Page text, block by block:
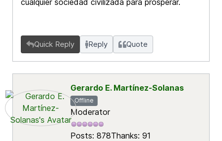
cualquier sociedad civilizada para prosperar.
Quick Reply Reply Quote
Gerardo E. Martínez-Solanas
Offline
Moderator
Posts: 878Thanks: 91